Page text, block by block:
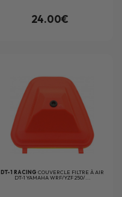
24.00€
DT-1 RACINGCOUVERCLE FILTRE À AIR
DT-1 YAMAHA WRF/YZF 250/...